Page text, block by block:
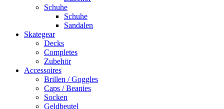
Schuhe
Schuhe
Sandalen
Skategear
Decks
Completes
Zubehör
Accessoires
Brillen / Goggles
Caps / Beanies
Socken
Geldbeutel